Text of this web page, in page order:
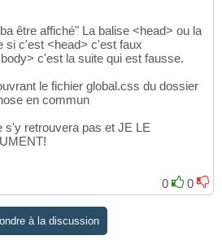
être affiché" La balise <head> ou la
si c'est <head> c'est faux
c'est la suite qui est fausse.
le fichier global.css du dossier
en commun
s'y retrouvera pas et JE LE
0
0
à la discussion